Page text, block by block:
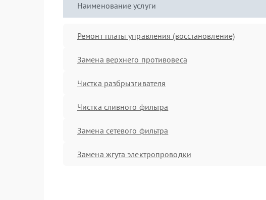
Наименование услуги
Ремонт платы управления (восстановление)
Замена верхнего противовеса
Чистка разбрызгивателя
Чистка сливного фильтра
Замена сетевого фильтра
Замена жгута электропроводки